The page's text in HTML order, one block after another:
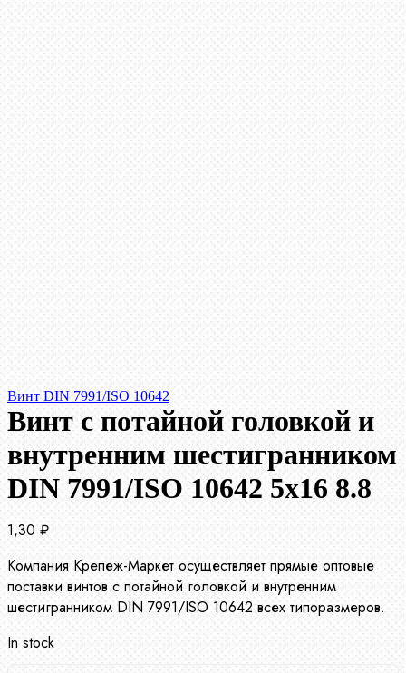
Винт DIN 7991/ISO 10642
Винт с потайной головкой и
внутренним шестигранником
DIN 7991/ISO 10642 5х16 8.8
1,30 ₽
Компания Крепеж-Маркет осуществляет прямые оптовые
поставки винтов с потайной головкой и внутренним
шестигранником DIN 7991/ISO 10642 всех типоразмеров.
In stock